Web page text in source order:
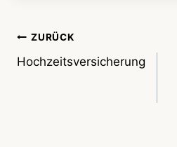
ZURÜCK
Hochzeitsversicherung